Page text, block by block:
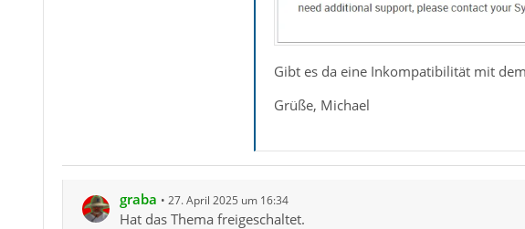
Gibt es da eine Inkompatibilität mit
Grüße, Michael
graba 27. April 2025 um 16:34
Hat das Thema freigeschaltet.